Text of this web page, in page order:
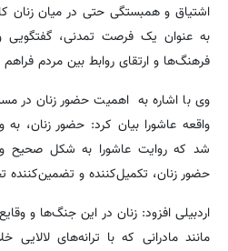
اشتیاق و همبستگی حتی در میان زنان
به عنوان یک فرصت تمدنی، گفتگویی و
فرهنگ‌ها و ارتقای روابط بین مردم
وی با اشاره به اهمیت حضور زنان در
واقعه عاشورا بیان کرد: حضور
شد که روایت عاشورا به شکل صحیح و
حضور زنان، تکمیل‌کننده و
اردبیلی افزود: زنان در این جنگ‌ها و
مانند مادرانی که با ترانه‌های لالایی